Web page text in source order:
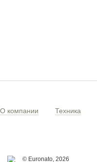
О компании Техника
© Euronato, 2026